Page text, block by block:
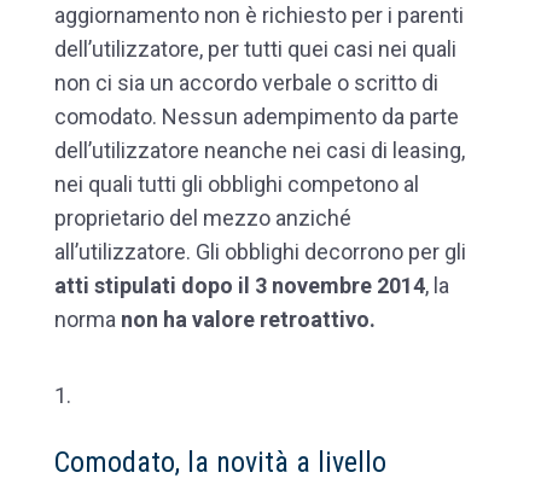
aggiornamento non è richiesto per i parenti
dell’utilizzatore, per tutti quei casi nei quali
non ci sia un accordo verbale o scritto di
comodato. Nessun adempimento da parte
dell’utilizzatore neanche nei casi di leasing,
nei quali tutti gli obblighi competono al
proprietario del mezzo anziché
all’utilizzatore. Gli obblighi decorrono per gli
atti stipulati dopo il 3 novembre 2014, la
norma non ha valore retroattivo.
Comodato, la novità a livello